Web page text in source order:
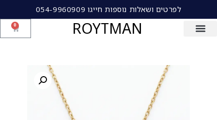
לפרטים ושאלות נוספות חייגו 054-9960909
ROYTMAN
0